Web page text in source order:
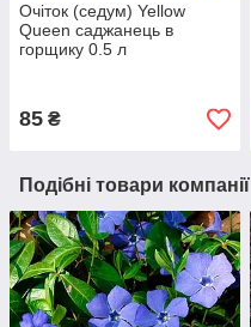
Очіток (седум) Yellow
Queen саджанець в
горщику 0.5 л
85 ₴
Подібні товари компанії